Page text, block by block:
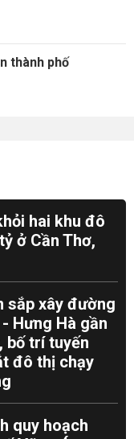
thành phố
hai khu đô
ở Cần Thơ,
sắp xây đường
Hưng Hà gần
bố trí tuyến
đô thị chạy
quy hoạch